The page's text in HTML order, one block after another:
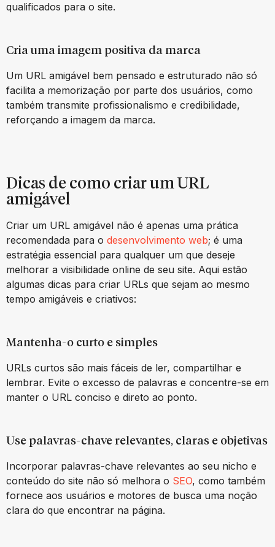
qualificados para o site.
Cria uma imagem positiva da marca
Um URL amigável bem pensado e estruturado não só
facilita a memorização por parte dos usuários, como
também transmite profissionalismo e credibilidade,
reforçando a imagem da marca.
Dicas de como criar um URL
amigável
Criar um URL amigável não é apenas uma prática
recomendada para o desenvolvimento web; é uma
estratégia essencial para qualquer um que deseje
melhorar a visibilidade online de seu site. Aqui estão
algumas dicas para criar URLs que sejam ao mesmo
tempo amigáveis e criativos:
Mantenha-o curto e simples
URLs curtos são mais fáceis de ler, compartilhar e
lembrar. Evite o excesso de palavras e concentre-se em
manter o URL conciso e direto ao ponto.
Use palavras-chave relevantes, claras e objetivas
Incorporar palavras-chave relevantes ao seu nicho e
conteúdo do site não só melhora o SEO, como também
fornece aos usuários e motores de busca uma noção
clara do que encontrar na página.